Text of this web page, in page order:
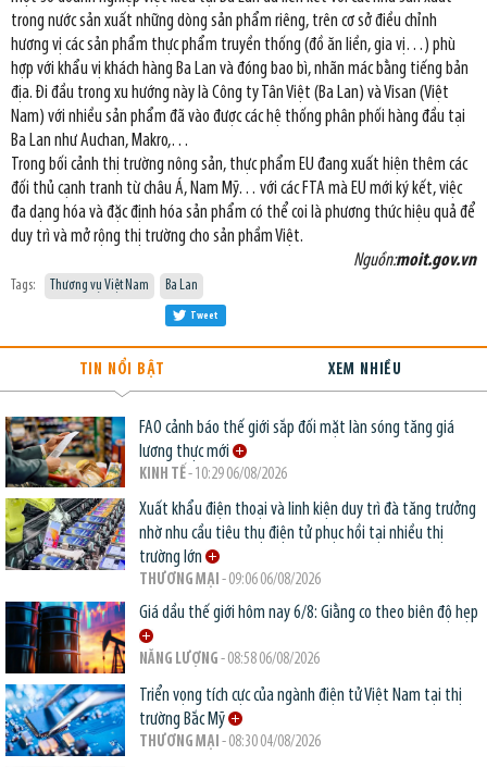
trong nước sản xuất những dòng sản phẩm riêng, trên cơ sở điều chỉnh
hương vị các sản phẩm thực phẩm truyền thống (đồ ăn liền, gia vị…) phù
hợp với khẩu vị khách hàng Ba Lan và đóng bao bì, nhãn mác bằng tiếng bản
địa. Đi đầu trong xu hướng này là Công ty Tân Việt (Ba Lan) và Visan (Việt
Nam) với nhiều sản phẩm đã vào được các hệ thống phân phối hàng đầu tại
Ba Lan như Auchan, Makro,…
Trong bối cảnh thị trường nông sản, thực phẩm EU đang xuất hiện thêm các
đối thủ cạnh tranh từ châu Á, Nam Mỹ… với các FTA mà EU mới ký kết, việc
đa dạng hóa và đặc định hóa sản phẩm có thể coi là phương thức hiệu quả để
duy trì và mở rộng thị trường cho sản phầm Việt.
Nguồn:moit.gov.vn
Tags: Thương vụ Việt Nam Ba Lan
Tweet
TIN NỔI BẬT XEM NHIỀU
FAO cảnh báo thế giới sắp đối mặt làn sóng tăng giá
lương thực mới
KINH TẾ- 10:29 06/08/2026
Xuất khẩu điện thoại và linh kiện duy trì đà tăng trưởng
nhờ nhu cầu tiêu thụ điện tử phục hồi tại nhiều thị
trường lớn
THƯƠNG MẠI - 09:06 06/08/2026
Giá dầu thế giới hôm nay 6/8: Giằng co theo biên độ hẹp
NĂNG LƯỢNG - 08:58 06/08/2026
Triển vọng tích cực của ngành điện tử Việt Nam tại thị
trường Bắc Mỹ
THƯƠNG MẠI - 08:30 04/08/2026